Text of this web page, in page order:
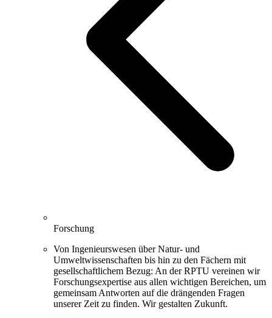
Forschung
Von Ingenieurswesen über Natur- und
Umweltwissenschaften bis hin zu den Fächern mit
gesellschaftlichem Bezug: An der RPTU vereinen wir
Forschungsexpertise aus allen wichtigen Bereichen, um
gemeinsam Antworten auf die drängenden Fragen
unserer Zeit zu finden. Wir gestalten Zukunft.